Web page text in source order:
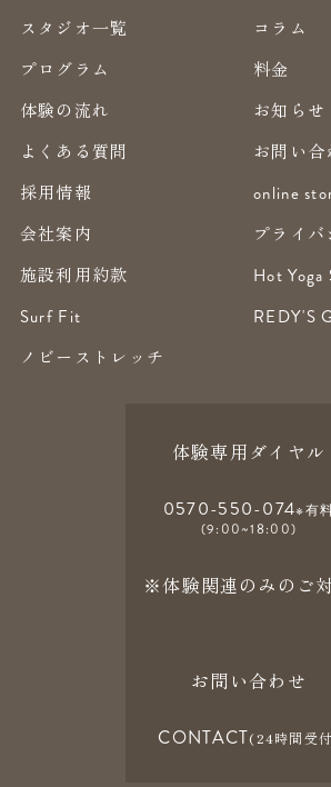
スタジオ一覧
コラム
プログラム
料金
体験の流れ
お知らせ
よくある質問
お問い合
採用情報
online
会社案内
プライバ
施設利用約款
Hot Yoga
Surf Fit
REDY'S
ノビーストレッチ
体験専用ダイヤル
0570-550-074※有
(9:00~18:00)
※体験関連のみのご
お問い合わせ
CONTACT(24時間受